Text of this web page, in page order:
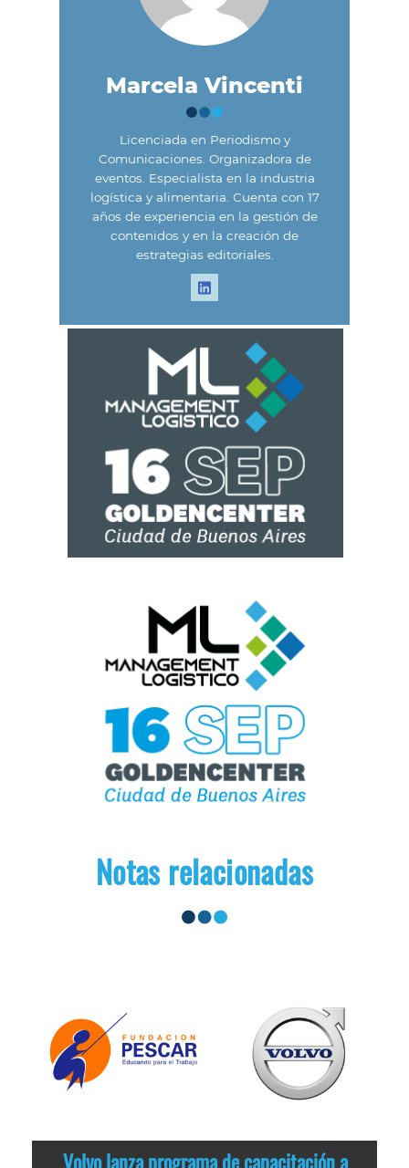
Marcela Vincenti
Licenciada en Periodismo y
Comunicaciones. Organizadora de
eventos. Especialista en la industria
logística y alimentaria. Cuenta con 17
años de experiencia en la gestión de
contenidos y en la creación de
estrategias editoriales.
Notas relacionadas
Volvo lanza programa de capacitación a